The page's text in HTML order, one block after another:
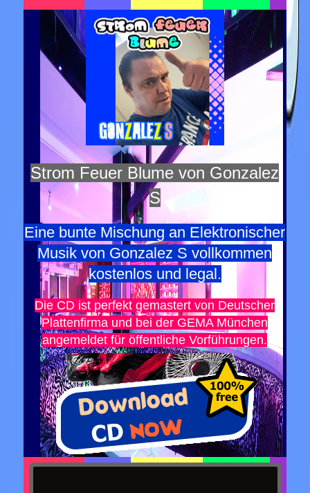
Strom Feuer Blume von Gonzalez
S
Eine bunte Mischung an Elektronischer
Musik von Gonzalez S vollkommen
kostenlos und legal.
Die CD ist perfekt gemastert von Deutscher
Plattenfirma und bei der GEMA München
angemeldet für öffentliche Vorführungen.